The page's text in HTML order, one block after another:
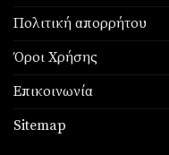
Πολιτική απορρήτου
Όροι Χρήσης
Επικοινωνία
Sitemap